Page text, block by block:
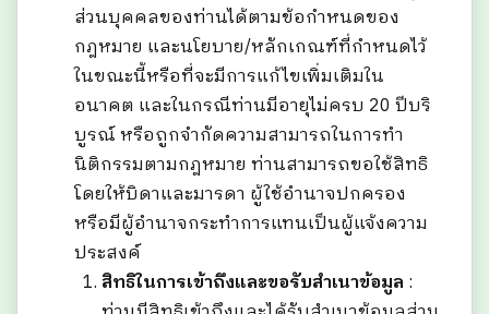
ส่วนบุคคลของท่านได้ตามข้อกำหนดของ
กฎหมาย และนโยบาย/หลักเกณฑ์ที่กำหนดไว้
ในขณะนี้หรือที่จะมีการแก้ไขเพิ่มเติมใน
อนาคต และในกรณีท่านมีอายุไม่ครบ 20 ปีบริ
บูรณ์ หรือถูกจำกัดความสามารถในการทำ
นิติกรรมตามกฎหมาย ท่านสามารถขอใช้สิทธิ
โดยให้บิดาและมารดา ผู้ใช้อำนาจปกครอง
หรือมีผู้อำนาจกระทำการแทนเป็นผู้แจ้งความ
ประสงค์
สิทธิในการเข้าถึงและขอรับสำเนาข้อมูล :